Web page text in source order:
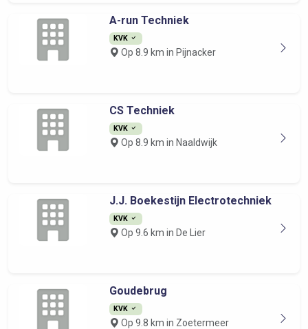
A-run Techniek
KVK
Op 8.9 km in Pijnacker
CS Techniek
KVK
Op 8.9 km in Naaldwijk
J.J. Boekestijn Electrotechniek
KVK
Op 9.6 km in De Lier
Goudebrug
KVK
Op 9.8 km in Zoetermeer